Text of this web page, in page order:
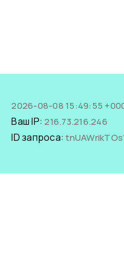
2026-08-08 15:49:55
Ваш IP:216.73.216.246
ID запроса: